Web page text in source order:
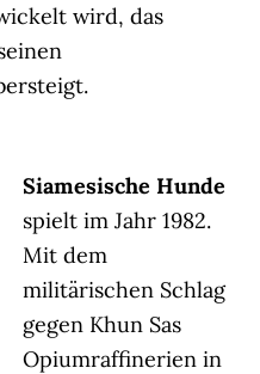
wird, das
Siamesische Hunde
spielt im Jahr 1982.
Mit dem
militärischen Schlag
gegen Khun Sas
Opiumraffinerien in